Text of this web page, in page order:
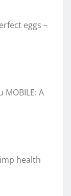
eggs –
MOBILE: A
health